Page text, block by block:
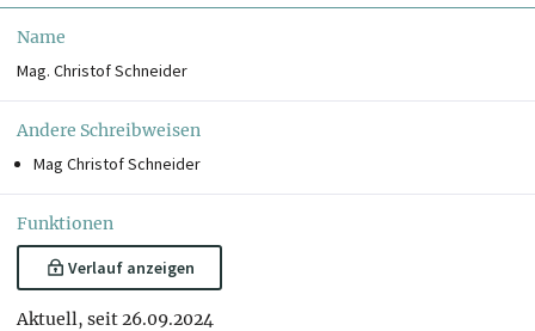
Name
Mag. Christof Schneider
Andere Schreibweisen
Mag Christof Schneider
Funktionen
Verlauf anzeigen
Aktuell, seit 26.09.2024